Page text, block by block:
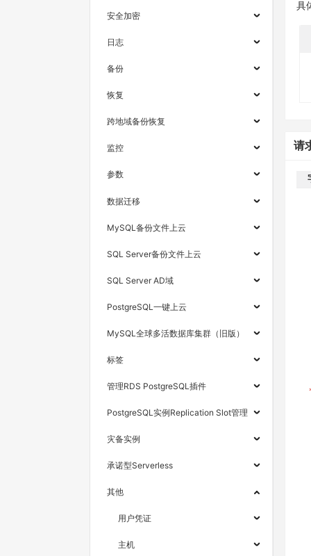
安全加密
日志
备份
恢复
跨地域备份恢复
监控
参数
数据迁移
MySQL备份文件上云
SQL Server备份文件上云
SQL Server AD域
PostgreSQL一键上云
MySQL全球多活数据库集群（旧版）
标签
管理RDS PostgreSQL插件
PostgreSQL实例Replication Slot管理
灾备实例
承诺型Serverless
其他
用户凭证
主机
具
请